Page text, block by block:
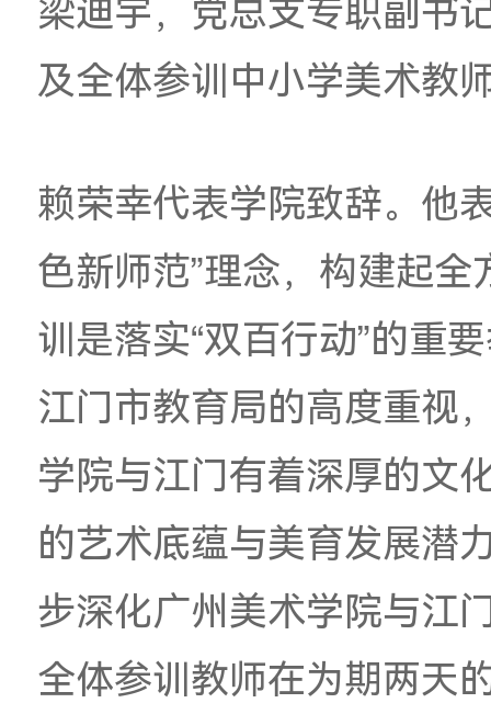
行。江门市教育局副
院长吴慧平，附中校
梁迪宇，党总支专职
及全体参训中小学美
赖荣幸代表学院致辞
色新师范”理念，构
训是落实“双百行动”